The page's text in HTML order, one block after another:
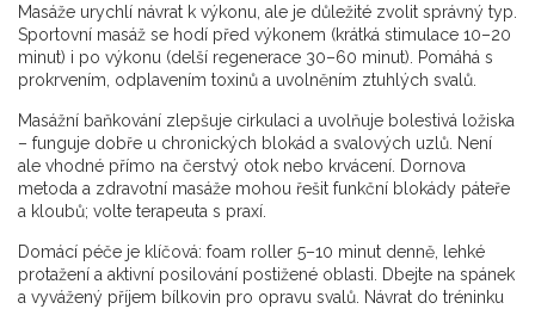
Masáže urychlí návrat k výkonu, ale je důležité zvolit správný typ.
Sportovní masáž se hodí před výkonem (krátká stimulace 10–20
minut) i po výkonu (delší regenerace 30–60 minut). Pomáhá s
prokrvením, odplavením toxinů a uvolněním ztuhlých svalů.
Masážní baňkování zlepšuje cirkulaci a uvolňuje bolestivá ložiska
– funguje dobře u chronických blokád a svalových uzlů. Není
ale vhodné přímo na čerstvý otok nebo krvácení. Dornova
metoda a zdravotní masáže mohou řešit funkční blokády páteře
a kloubů; volte terapeuta s praxí.
Domácí péče je klíčová: foam roller 5–10 minut denně, lehké
protažení a aktivní posilování postižené oblasti. Dbejte na spánek
a vyvážený příjem bílkovin pro opravu svalů. Návrat do tréninku